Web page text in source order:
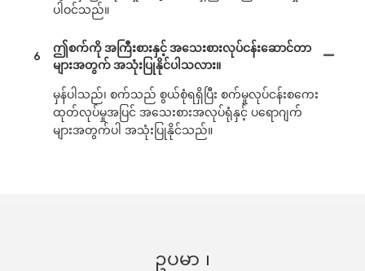
ပါဝင်သည်။
6
ဤစက်ကို အကြီးစားနှင့် အသေးစားလုပ်ငန်းဆောင်တာ
များအတွက် အသုံးပြုနိုင်ပါသလား။
မှန်ပါသည်၊ စက်သည် စွယ်စုံရရှိပြီး စက်မှုလုပ်ငန်းစကေး
ထုတ်လုပ်မှုအပြင် အသေးစားအလုပ်ရုံနှင့် ပရောဂျက်
များအတွက်ပါ အသုံးပြုနိုင်သည်။
ဥပမာ ၊